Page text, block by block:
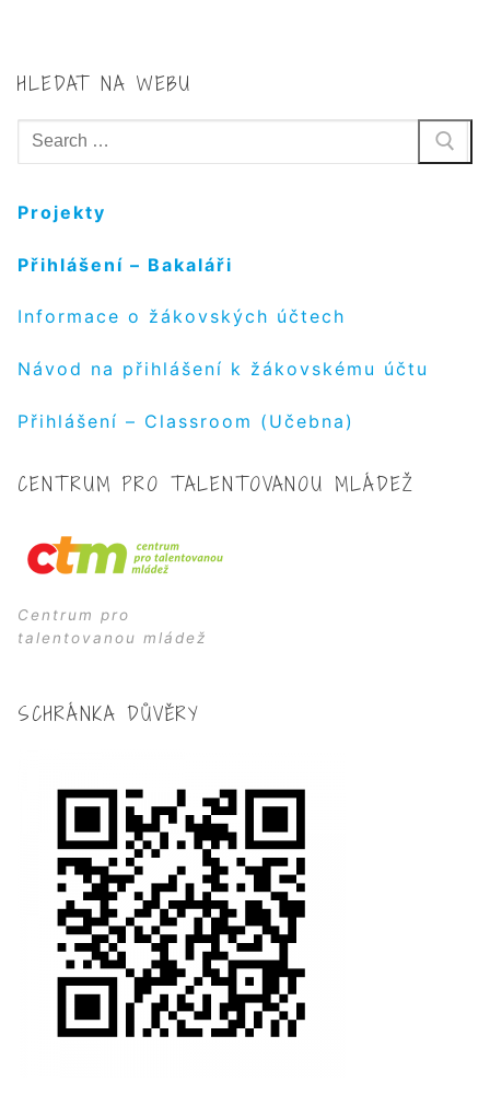
HLEDAT NA WEBU
Hledat:
Projekty
Přihlášení – Bakaláři
Informace o žákovských účtech
Návod na přihlášení k žákovskému účtu
Přihlášení – Classroom (Učebna)
CENTRUM PRO TALENTOVANOU MLÁDEŽ
Centrum pro
talentovanou mládež
SCHRÁNKA DŮVĚRY